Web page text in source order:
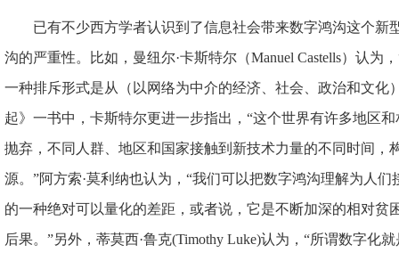
已有不少西方学者认识到了信息社会带来数字鸿沟这个新
沟的严重性。比如，曼纽尔·卡斯特尔（Manuel Castells）认为
一种排斥形式是从（以网络为中介的经济、社会、政治和文化
起》一书中，卡斯特尔更进一步指出，“这个世界有许多地区
抛弃，不同人群、地区和国家接触到新技术力量的不同时间，
源。”阿方索·莫利纳也认为，“我们可以把数字鸿沟理解为人
的一种绝对可以量化的差距，或者说，它是不断加深的相对贫
后果。”另外，蒂莫西·鲁克(Timothy Luke)认为，“所谓数字化